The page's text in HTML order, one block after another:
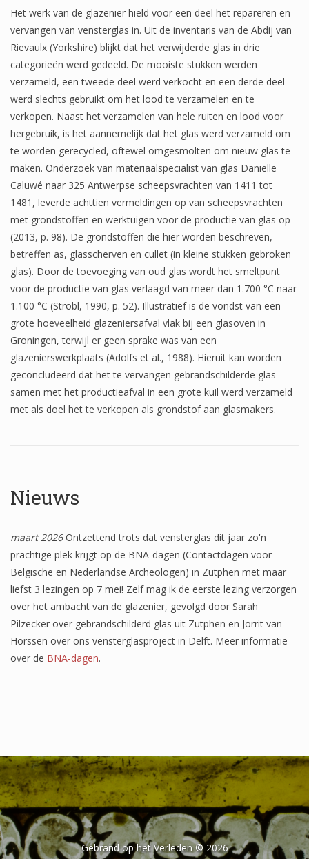
Nieuws
maart 2026Ontzettend trots dat vensterglas dit jaar zo'n
prachtige plek krijgt op de BNA-dagen (Contactdagen voor
Belgische en Nederlandse Archeologen) in Zutphen met maar
liefst 3 lezingen op 7 mei! Zelf mag ik de eerste lezing verzorgen
over het ambacht van de glazenier, gevolgd door Sarah
Pilzecker over gebrandschilderd glas uit Zutphen en Jorrit van
Horssen over ons vensterglasproject in Delft. Meer informatie
over de BNA-dagen.
Het werk van de glazenier hield voor een deel het repareren en
vervangen van vensterglas in. Uit de inventaris van de Abdij van
Rievaulx (Yorkshire) blijkt dat het verwijderde glas in drie
categorieën werd gedeeld. De mooiste stukken werden
verzameld, een tweede deel werd verkocht en een derde deel
werd slechts gebruikt om het lood te verzamelen en te
verkopen. Naast het verzamelen van hele ruiten en lood voor
hergebruik, is het aannemelijk dat het glas werd verzameld om
te worden gerecycled, oftewel omgesmolten om nieuw glas te
maken. Onderzoek van materiaalspecialist van glas Danielle
Caluwé naar 325 Antwerpse scheepsvrachten van 1411 tot
1481, leverde achttien vermeldingen op van scheepsvrachten
met grondstoffen en werktuigen voor de productie van glas op
(2013, p. 98). De grondstoffen die hier worden beschreven,
betreffen as, glasscherven en cullet (in kleine stukken gebroken
glas). Door de toevoeging van oud glas wordt het smeltpunt
voor de productie van glas verlaagd van meer dan 1.700 °C naar
1.100 °C (Strobl, 1990, p. 52). Illustratief is de vondst van een
grote hoeveelheid glazeniersafval vlak bij een glasoven in
Groningen, terwijl er geen sprake was van een
glazenierswerkplaats (Adolfs et al., 1988). Hieruit kan worden
geconcludeerd dat het te vervangen gebrandschilderde glas
samen met het productieafval in een grote kuil werd verzameld
met als doel het te verkopen als grondstof aan glasmakers.
Gebrand op het Verleden © 2026